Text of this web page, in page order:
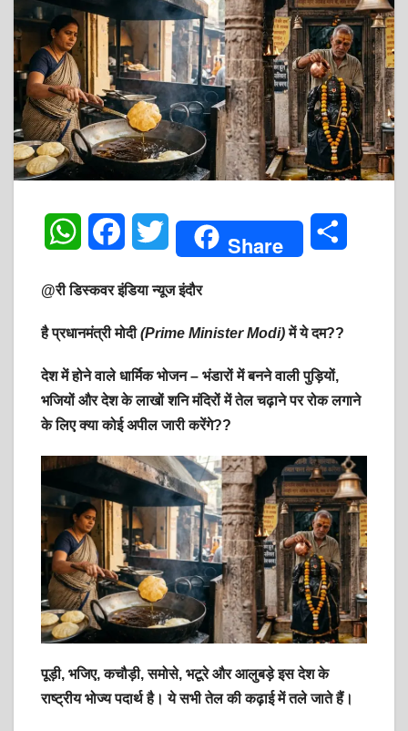
W
t
s
e
b
t
t
Share
@री डिस्कवर इंडिया न्यूज इंदौर
है प्रधानमंत्री मोदी(Prime Minister Modi)में ये दम??
देश में होने वाले धार्मिक भोजन – भंडारों में बनने वाली पुड़ियों,
भजियों और देश के लाखों शनि मंदिरों में तेल चढ़ाने पर रोक लगाने
के लिए क्या कोई अपील जारी करेंगे??
पूड़ी, भजिए, कचौड़ी, समोसे, भटूरे और आलुबड़े इस देश के
राष्ट्रीय भोज्य पदार्थ है। ये सभी तेल की कढ़ाई में तले जाते हैं।